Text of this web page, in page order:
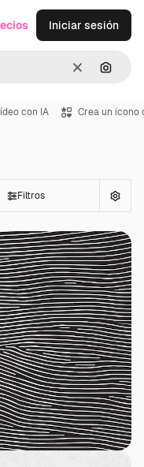
Borrar
Iniciar sesión
con IA Crea un icono
Filtros